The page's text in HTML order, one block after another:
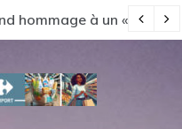
Comité National Ozone